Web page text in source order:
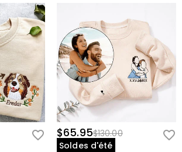
$65.95$130.00
Soldes d'été